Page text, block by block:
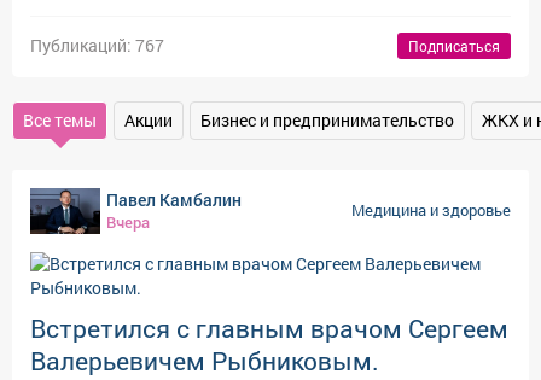
Публикаций: 767 Подписаться
Все темы Акции Бизнес и предпринимательство ЖКХ и
Павел Камбалин
Вчера
Медицина и здоровье
Встретился с главным врачом Сергеем
Валерьевичем Рыбниковым.